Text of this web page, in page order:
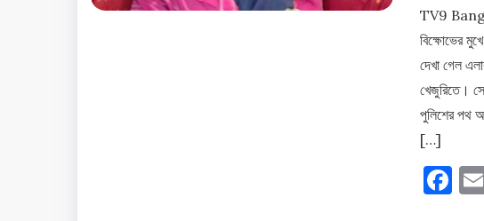
TV9
বিক্ষোভের
দেখা গেল
খেজুরিতে।
পুলিশের পথ
[…]